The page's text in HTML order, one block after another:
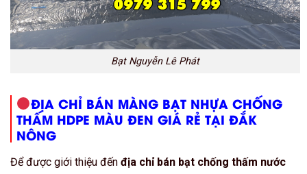
Bạt Nguyễn Lê Phát
ĐỊA CHỈ BÁN MÀNG BẠT NHỰA CHỐNG
THẤM HDPE MÀU ĐEN GIÁ RẺ TẠI ĐẮK
NÔNG
Để được giới thiệu đến địa chỉ bán bạt chống thấm nước